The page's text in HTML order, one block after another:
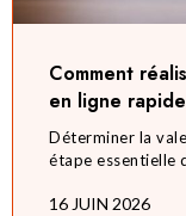
Comment
en ligne
Déterminer la
étape essentielle
16 JUIN 2026